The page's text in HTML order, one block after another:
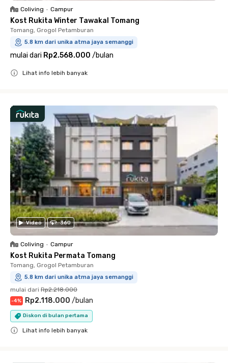
Coliving • Campur
Kost Rukita Winter Tawakal Tomang
Tomang, Grogol Petamburan
5.8 km dari unika atma jaya semanggi
mulai dari Rp2.568.000 /bulan
Lihat info lebih banyak
Video 360
Coliving • Campur
Kost Rukita Permata Tomang
Tomang, Grogol Petamburan
5.8 km dari unika atma jaya semanggi
mulai dari Rp2.218.000
-4% Rp2.118.000 /bulan
Diskon di bulan pertama
Lihat info lebih banyak